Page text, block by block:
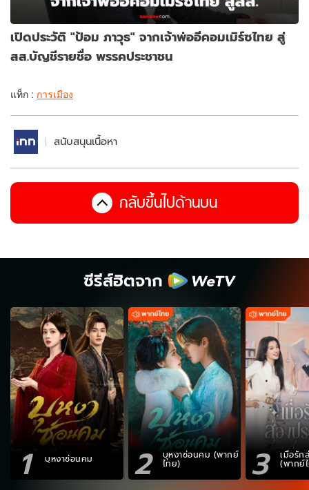
เปิดประวัติ "ป้อม ภาวุธ" จากเจ้าพ่ออีคอมเมิร์ซไทย สู่
สส.บัญชีรายชื่อ พรรคประชาชน
แท็ก : การเมือง
สนับสนุนเนื้อหา
กลับขึ้นไปด้านบน
ซีรีส์ฮิตจาก
1 บุหงาซ่อนคม 2 บุหงาซ่อนคม (พากย์
ไทย) 3 เมื่อรัก
(พากย์